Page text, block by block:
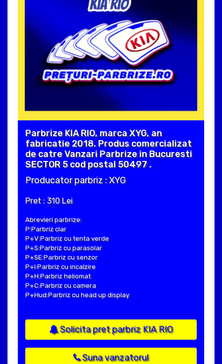
Parbrize KIA RIO, marca XYG, an
fabricatie 2018. Produs comercializat
de catre Vanzari Parbrize in Bucuresti
SECTOR 5 cod postal 50497 .
Producator parbriz : XYG
Pret : 310 Lei
Abrevieri parbrize:
P:Parbriz clar
P+V:Parbriz cu tenta verde
P+S:Parbriz cu parasolar
P+SE:Parbriz cu senzor
P+I:Parbriz cu incalzire
P+H:Parbriz heliomat
P+C:Parbriz cu camera
P+Hud:Parbriz cu head up display
Solicita pret parbriz KIA RIO
Suna vanzatorul